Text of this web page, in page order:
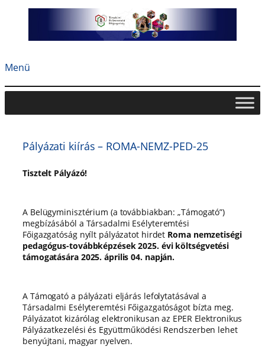
Menü
Pályázati kiírás – ROMA-NEMZ-PED-25
Tisztelt Pályázó!
A Belügyminisztérium (a továbbiakban: „Támogató”)
megbízásából a Társadalmi Esélyteremtési
Főigazgatóság nyílt pályázatot hirdet Roma nemzetiségi
pedagógus-továbbképzések 2025. évi költségvetési
támogatására 2025. április 04. napján.
A Támogató a pályázati eljárás lefolytatásával a
Társadalmi Esélyteremtési Főigazgatóságot bízta meg.
Pályázatot kizárólag elektronikusan az EPER Elektronikus
Pályázatkezelési és Együttműködési Rendszerben lehet
benyújtani, magyar nyelven.